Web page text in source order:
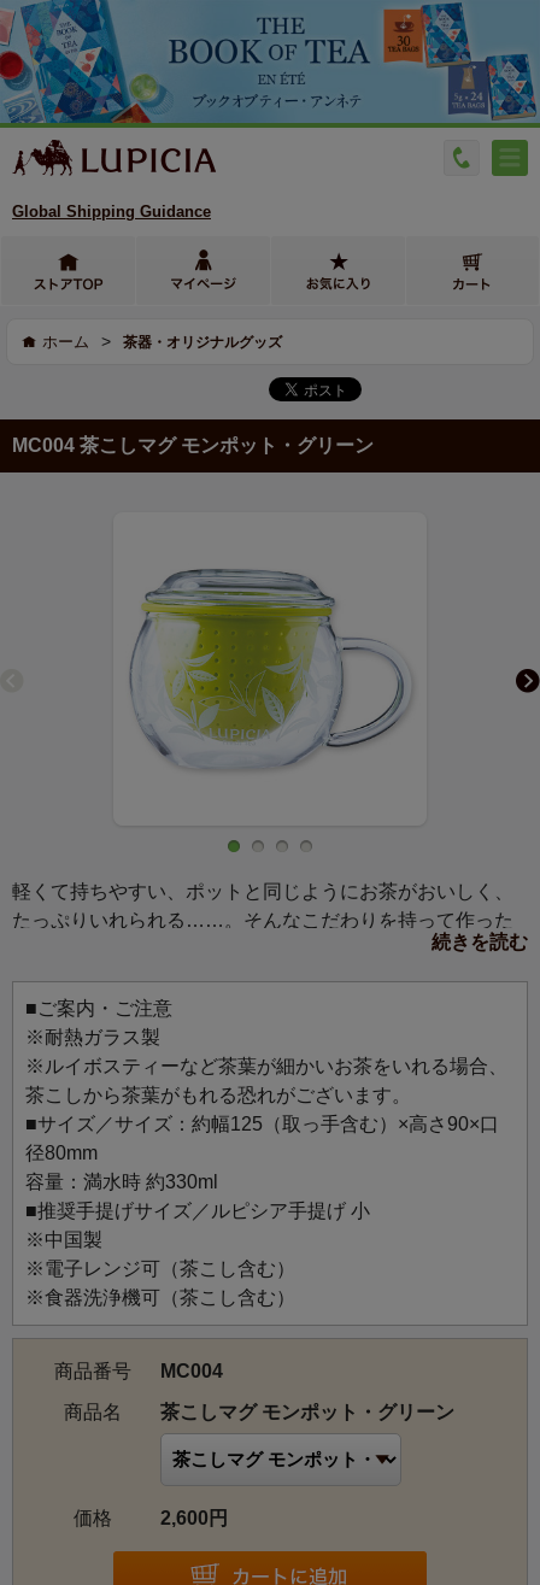
Global Shipping Guidance
ホーム > 茶器・オリジナルグッズ
MC004 茶こしマグ モンポット・グリーン
軽くて持ちやすい、ポットと同じようにお茶がおいしく、
たっぷりいれられる……。そんなこだわりを持って作った
ガラスマグが登場。「モンポット」（＝フランス語で私の
友達）という名前の通り、オフィスでも自宅でも、いつで
もそばにおいておきたいマグです。軽く便利なシリコン製
の茶こしつき。
続きを読む
■ご案内・ご注意
※耐熱ガラス製
※ルイボスティーなど茶葉が細かいお茶をいれる場合、
茶こしから茶葉がもれる恐れがございます。
■サイズ／サイズ：約幅125（取っ手含む）×高さ90×口
径80mm
容量：満水時 約330ml
■推奨手提げサイズ／ルピシア手提げ 小
※中国製
※電子レンジ可（茶こし含む）
※食器洗浄機可（茶こし含む）
商品番号
MC004
商品名
茶こしマグ モンポット・グリーン
価格 2,600円